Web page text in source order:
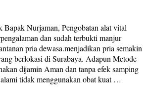
Nurjaman, Pengobatan alat vital
dan sudah terbukti manjur
pria dewasa.menjadikan pria semakin
berlokasi di Surabaya. Adapun Metode
dijamin Aman dan tanpa efek samping
tidak menggunakan obat kuat …